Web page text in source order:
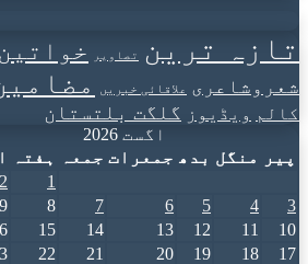
تازہ ترین تصاویر
شعروشاعری علاقائی خبریں
کالم ویڈیوز گلگت بلتستان
اگست 2026
پیر
منگل بدھ جمعرات جمعہ ہفتہ
1
2
3
4
5
6
7
8
9
10
11
12
13
14
15
17
18
19
20
21
22